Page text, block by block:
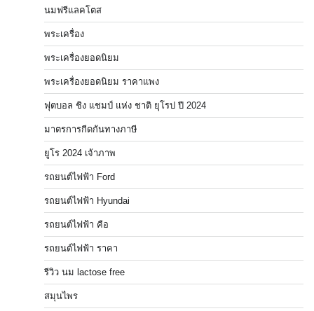
นมฟรีแลคโตส
พระเครื่อง
พระเครื่องยอดนิยม
พระเครื่องยอดนิยม ราคาแพง
ฟุตบอล ชิง แชมป์ แห่ง ชาติ ยุโรป ปี 2024
มาตรการกีดกันทางภาษี
ยูโร 2024 เจ้าภาพ
รถยนต์ไฟฟ้า Ford
รถยนต์ไฟฟ้า Hyundai
รถยนต์ไฟฟ้า คือ
รถยนต์ไฟฟ้า ราคา
รีวิว นม lactose free
สมุนไพร